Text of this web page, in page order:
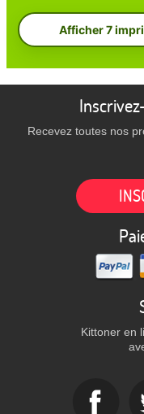
Afficher 7
Recevez toutes nos
Kittoner en